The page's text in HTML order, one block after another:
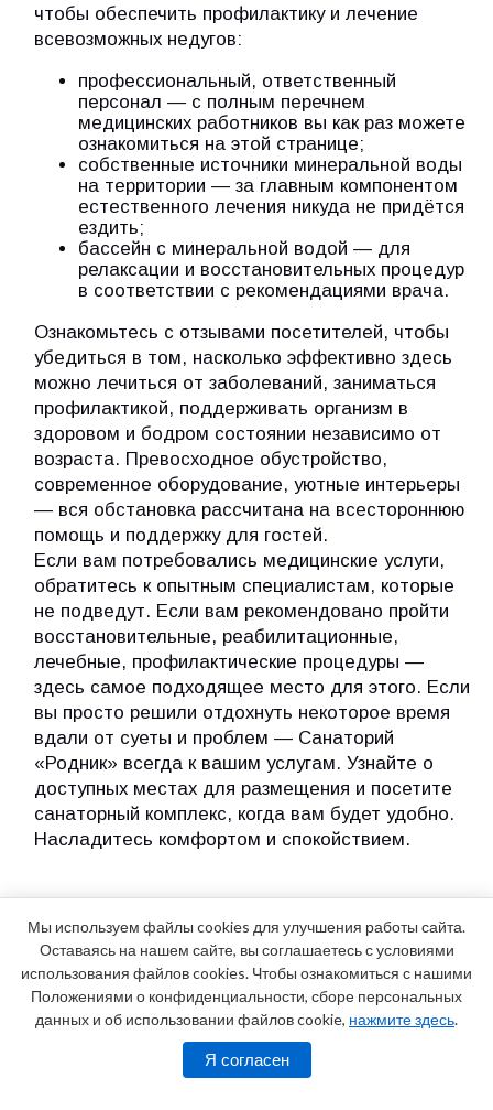
чтобы обеспечить профилактику и лечение
всевозможных недугов:
профессиональный, ответственный
персонал — с полным перечнем
медицинских работников вы как раз можете
ознакомиться на этой странице;
собственные источники минеральной воды
на территории — за главным компонентом
естественного лечения никуда не придётся
ездить;
бассейн с минеральной водой — для
релаксации и восстановительных процедур
в соответствии с рекомендациями врача.
Ознакомьтесь с отзывами посетителей, чтобы
убедиться в том, насколько эффективно здесь
можно лечиться от заболеваний, заниматься
профилактикой, поддерживать организм в
здоровом и бодром состоянии независимо от
возраста. Превосходное обустройство,
современное оборудование, уютные интерьеры
— вся обстановка рассчитана на всестороннюю
помощь и поддержку для гостей.
Если вам потребовались медицинские услуги,
обратитесь к опытным специалистам, которые
не подведут. Если вам рекомендовано пройти
восстановительные, реабилитационные,
лечебные, профилактические процедуры —
здесь самое подходящее место для этого. Если
вы просто решили отдохнуть некоторое время
вдали от суеты и проблем — Санаторий
«Родник» всегда к вашим услугам. Узнайте о
доступных местах для размещения и посетите
санаторный комплекс, когда вам будет удобно.
Насладитесь комфортом и спокойствием.
Мы используем файлы cookies для улучшения работы сайта.
Оставаясь на нашем сайте, вы соглашаетесь с условиями
использования файлов cookies. Чтобы ознакомиться с нашими
Положениями о конфиденциальности, сборе персональных
данных и об использовании файлов cookie, нажмите здесь.
Я согласен